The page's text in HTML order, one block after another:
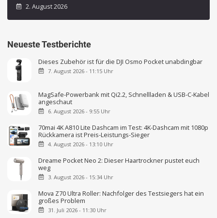
2. August 2026
Neueste Testberichte
Dieses Zubehör ist für die DJI Osmo Pocket unabdingbar
7. August 2026 - 11:15 Uhr
MagSafe-Powerbank mit Qi2.2, Schnellladen & USB-C-Kabel
angeschaut
6. August 2026 - 9:55 Uhr
70mai 4K A810 Lite Dashcam im Test: 4K-Dashcam mit 1080p
Rückkamera ist Preis-Leistungs-Sieger
4. August 2026 - 13:10 Uhr
Dreame Pocket Neo 2: Dieser Haartrockner pustet euch
weg
3. August 2026 - 15:34 Uhr
Mova Z70 Ultra Roller: Nachfolger des Testsiegers hat ein
großes Problem
31. Juli 2026 - 11:30 Uhr